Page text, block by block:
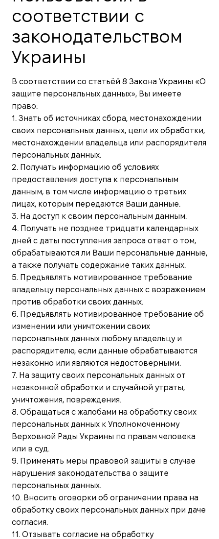
соответствии с
законодательством
Украины
В соответствии со статьёй 8 Закона Украины «О
защите персональных данных», Вы имеете
право:
1. Знать об источниках сбора, местонахождении
своих персональных данных, цели их обработки,
местонахождении владельца или распорядителя
персональных данных.
2. Получать информацию об условиях
предоставления доступа к персональным
данным, в том числе информацию о третьих
лицах, которым передаются Ваши данные.
3. На доступ к своим персональным данным.
4. Получать не позднее тридцати календарных
дней с даты поступления запроса ответ о том,
обрабатываются ли Ваши персональные данные,
а также получать содержание таких данных.
5. Предъявлять мотивированное требование
владельцу персональных данных с возражением
против обработки своих данных.
6. Предъявлять мотивированное требование об
изменении или уничтожении своих
персональных данных любому владельцу и
распорядителю, если данные обрабатываются
незаконно или являются недостоверными.
7. На защиту своих персональных данных от
незаконной обработки и случайной утраты,
уничтожения, повреждения.
8. Обращаться с жалобами на обработку своих
персональных данных к Уполномоченному
Верховной Рады Украины по правам человека
или в суд.
9. Применять меры правовой защиты в случае
нарушения законодательства о защите
персональных данных.
10. Вносить оговорки об ограничении права на
обработку своих персональных данных при даче
согласия.
11. Отзывать согласие на обработку